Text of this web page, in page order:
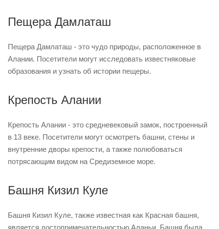
Пещера Дамлаташ
Пещера Дамлаташ - это чудо природы, расположенное в
Алании. Посетители могут исследовать известняковые
образования и узнать об истории пещеры.
Крепость Алании
Крепость Алании - это средневековый замок, построенный
в 13 веке. Посетители могут осмотреть башни, стены и
внутренние дворы крепости, а также полюбоваться
потрясающим видом на Средиземное море.
Башня Кизил Куле
Башня Кизил Куле, также известная как Красная башня,
является достопримечательностью Аланьи. Башня была